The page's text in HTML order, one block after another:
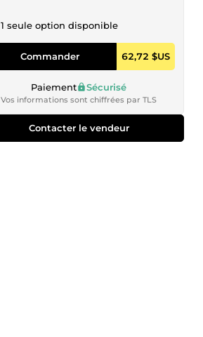
1 seule option disponible
Commander 62,72 $US
Paiement Sécurisé
Vos informations sont chiffrées par TLS
Contacter le vendeur